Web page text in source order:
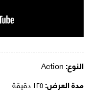
النوع:
مدة العرض: